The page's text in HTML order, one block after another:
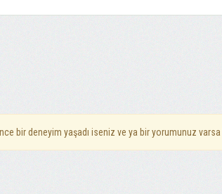
bir deneyim yaşadı iseniz ve ya bir yorumunuz